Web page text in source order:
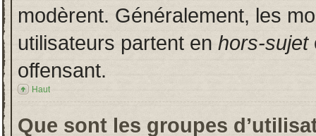
modèrent. Généralement, les
utilisateurs partent en hors-sujet
offensant.
Haut
Que sont les groupes